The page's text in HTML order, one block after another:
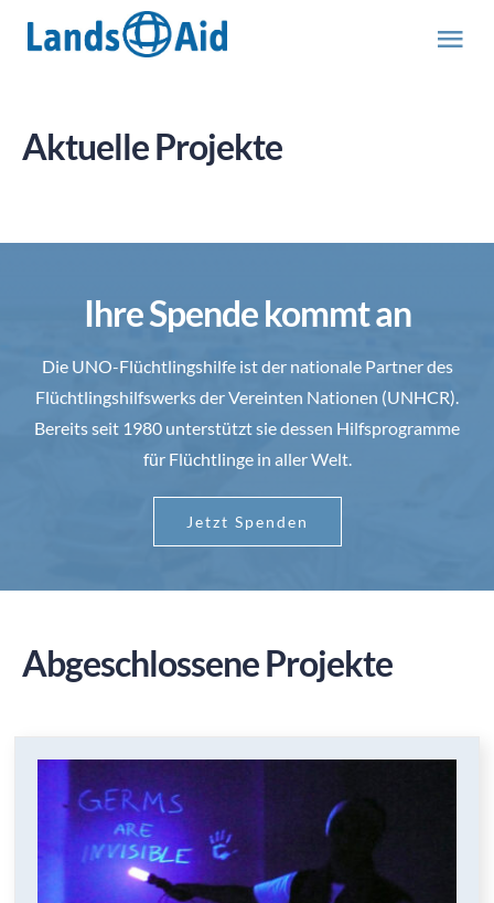
Inhalt
ABOUT US (engl.)
AKTUELLES
Aktuelle Projekte
Ihre Spende kommt an
Die UNO-Flüchtlingshilfe ist der nationale Partner des
Flüchtlingshilfswerks der Vereinten Nationen (UNHCR).
Bereits seit 1980 unterstützt sie dessen Hilfsprogramme
für Flüchtlinge in aller Welt.
Jetzt Spenden
Abgeschlossene Projekte